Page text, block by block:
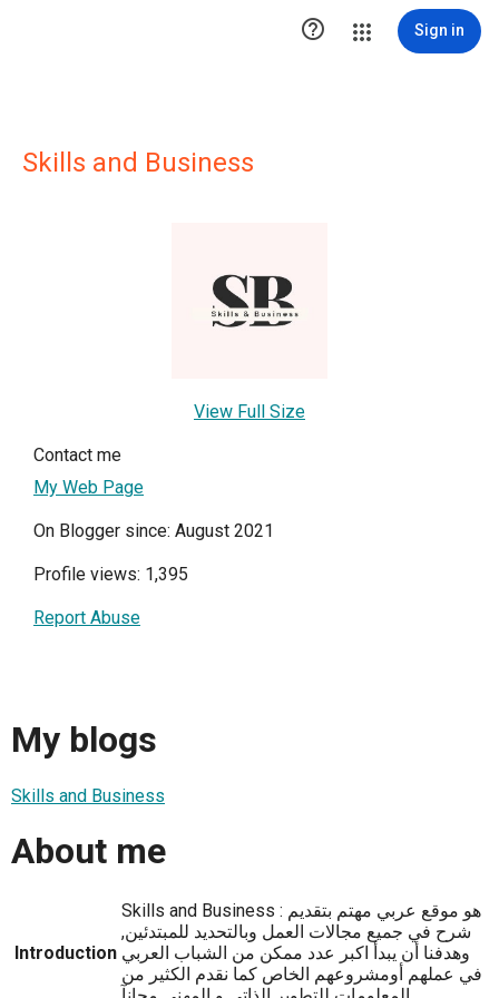
 Sign in
Skills and Business
View Full Size
Contact me
My Web Page
On Blogger since: August 2021
Profile views: 1,395
Report Abuse
My blogs
Skills and Business
About me
Introduction
Skills and Business : هو موقع عربي مهتم بتقديم
شرح في جميع مجالات العمل وبالتحديد للمبتدئين,
وهدفنا أن يبدأ اكبر عدد ممكن من الشباب العربي
في عملهم أومشروعهم الخاص كما نقدم الكثير من